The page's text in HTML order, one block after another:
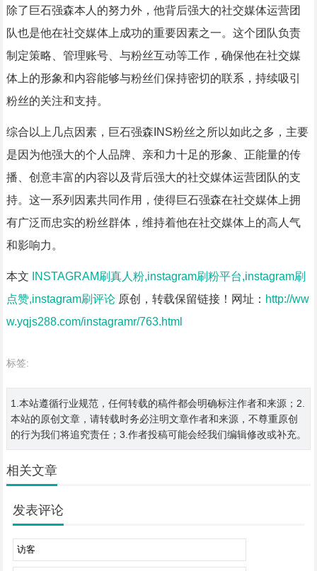
除了巨石强森本人的努力外，他背后强大的社交媒体运营团
队也是他在社交媒体上成功的重要因素之一。这个团队负责
制定策略、管理账号、与粉丝互动等工作，确保他在社交媒
体上的形象和内容能够与粉丝们保持密切的联系，持续吸引
粉丝的关注和支持。
综合以上几点因素，巨石强森INS粉丝之所以如此之多，主要
是因为他强大的个人品牌、亲和力十足的形象、正能量的传
播、创意丰富的内容以及背后强大的社交媒体运营团队的支
持。这一系列因素共同作用，使得巨石强森在社交媒体上拥
有广泛而忠实的粉丝群体，维持着他在社交媒体上的高人气
和影响力。
本文
INSTAGRAM刷真人粉,instagram刷粉平台,instagram刷
点赞,instagram刷评论原创，转载保留链接！网址： http://ww
w.yqjs288.com/instagramr/763.html
标签:
1.本站遵循行业规范，任何转载的稿件都会明确标注作者和来源；2.
本站的原创文章，请转载时务必注明文章作者和来源，不尊重原创
的行为我们将追究责任；3.作者投稿可能会经我们编辑修改或补充。
相关文章
发表评论